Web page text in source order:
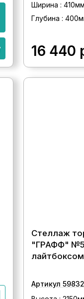
Ширина : 410мм
Глубина :
16 440
Стеллаж
"ГРАФФ"
лайтбоксом
Артикул 59832